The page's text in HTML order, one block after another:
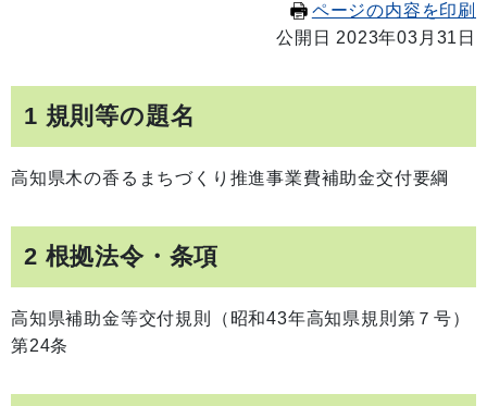
ページの内容を印刷
公開日 2023年03月31日
1 規則等の題名
高知県木の香るまちづくり推進事業費補助金交付要綱
2 根拠法令・条項
高知県補助金等交付規則（昭和43年高知県規則第７号）
第24条